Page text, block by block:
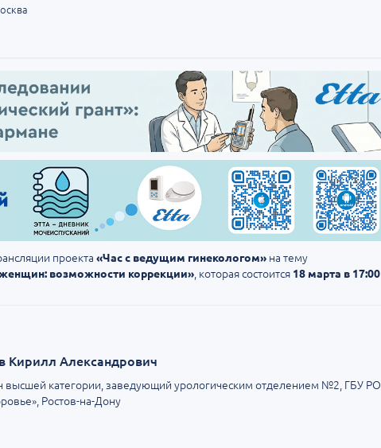
проекта «Час с ведущим гинекологом»на тему
возможности коррекции», которая состоится 18 марта в 17:00
Кирилл Александрович
высшей категории, заведующий урологическим отделением №2, ГБУ РО
Ростов-на-Дону